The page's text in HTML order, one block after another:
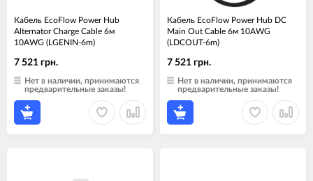
Кабель EcoFlow Power Hub
Alternator Charge Cable 6м
10AWG (LGENIN-6m)
7 521 грн.
Нет в наличии, принимаются
предварительные заказы!
Кабель EcoFlow Power Hub DC
Main Out Cable 6м 10AWG
(LDCOUT-6m)
7 521 грн.
Нет в наличии, принимаются
предварительные заказы!